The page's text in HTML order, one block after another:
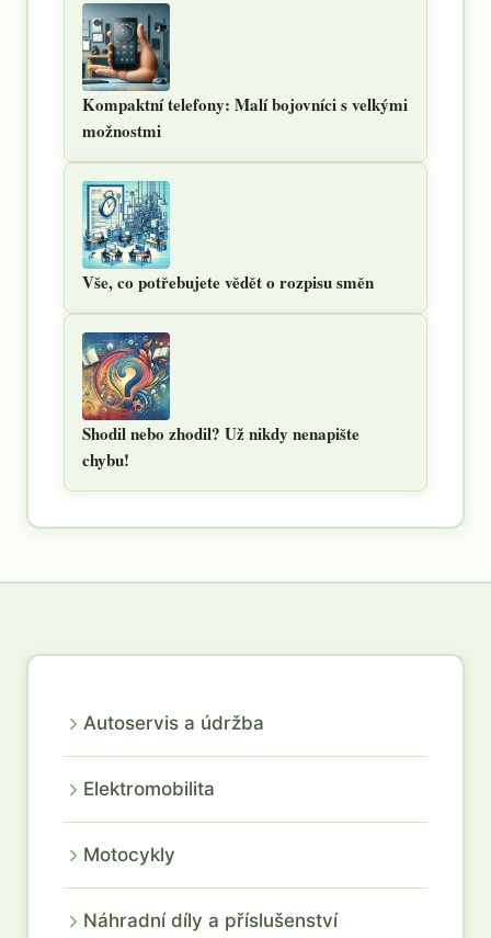
Kompaktní telefony: Malí bojovníci s velkými
možnostmi
Vše, co potřebujete vědět o rozpisu směn
Shodil nebo zhodil? Už nikdy nenapište
chybu!
Autoservis a údržba
Elektromobilita
Motocykly
Náhradní díly a příslušenství